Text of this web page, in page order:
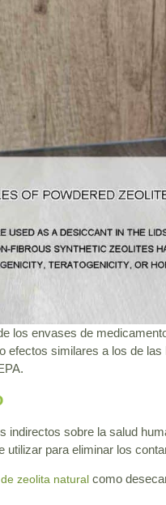
los envases de
efectos similares a los de
sobre la salud
utilizar para eliminar los
zeolita natural como